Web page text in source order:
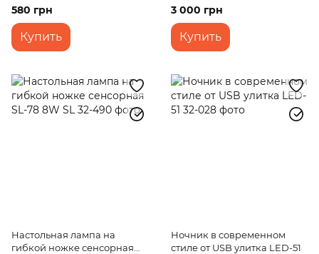
580 грн
Купить
SL-76 10W BK
3 000 грн
Купить
Настольная лампа на
гибкой ножке сенсорная
Ночник в современном
стиле от USB улитка LED-51